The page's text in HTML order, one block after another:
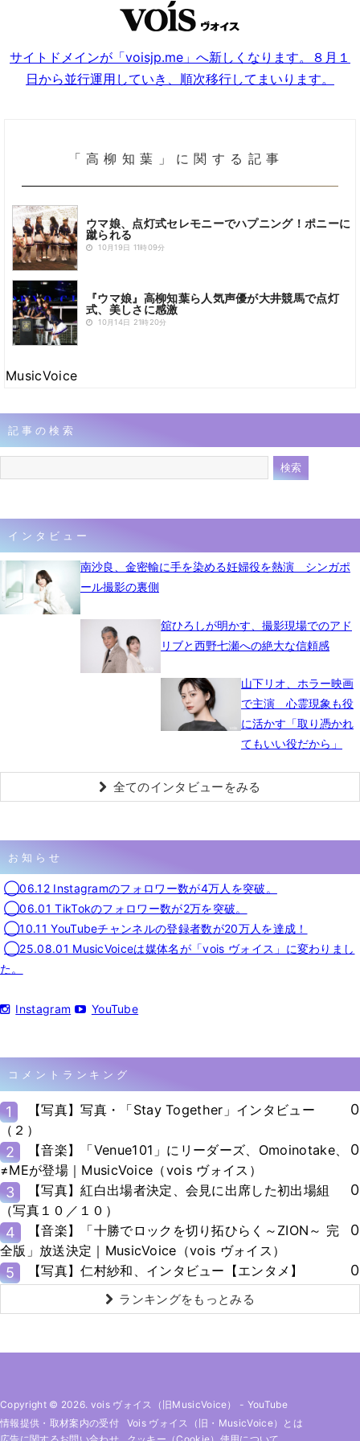
サイトドメインが「voisjp.me」へ新しくなります。８月１
日から並行運用していき、順次移行してまいります。
「高柳知葉」に関する記事
ウマ娘、点灯式セレモニーでハプニング！ポニーに
蹴られる
10月19日 11時09分
『ウマ娘』高柳知葉ら人気声優が大井競馬で点灯
式、美しさに感激
10月14日 21時20分
MusicVoice
記事の検索
インタビュー
南沙良、金密輸に手を染める妊婦役を熱演 シンガポ
ール撮影の裏側
舘ひろしが明かす、撮影現場でのアド
リブと西野七瀬への絶大な信頼感
山下リオ、ホラー映画
で主演 心霊現象も役
に活かす「取り憑かれ
てもいい役だから」
全てのインタビューをみる
お知らせ
◯06.12 Instagramのフォロワー数が4万人を突破。
◯06.01 TikTokのフォロワー数が2万を突破。
◯10.11 YouTubeチャンネルの登録者数が20万人を達成！
◯25.08.01 MusicVoiceは媒体名が「vois ヴォイス」に変わりまし
た。
Instagram YouTube
コメントランキング
1
【写真】写真・「Stay Together」インタビュー
（２）
0
2
【音楽】「Venue101」にリーダーズ、Omoinotake、
≠MEが登場｜MusicVoice（vois ヴォイス）
0
3
【写真】紅白出場者決定、会見に出席した初出場組
（写真１０／１０）
0
4
【音楽】「十勝でロックを切り拓ひらく～ZION～ 完
全版」放送決定｜MusicVoice（vois ヴォイス）
0
5 【写真】仁村紗和、インタビュー【エンタメ】 0
ランキングをもっとみる
Copyright © 2026. vois ヴォイス（旧MusicVoice） - YouTube
情報提供・取材案内の受付
Vois ヴォイス（旧・MusicVoice）とは